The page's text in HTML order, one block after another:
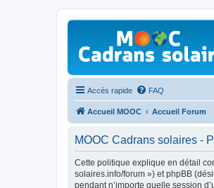
Accès rapide FAQ
Accueil MOOC Accueil Forum
MOOC Cadrans solaires -
Cette politique explique en détail
solaires.info/forum ») et phpBB
pendant n’importe quelle session